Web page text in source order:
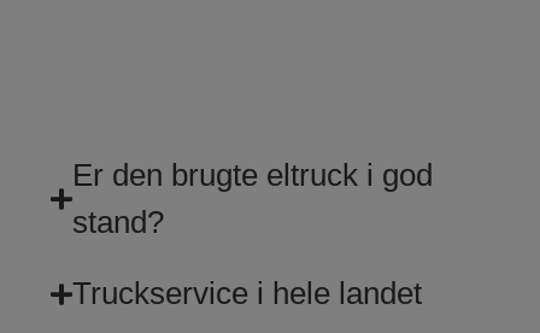
Er den brugte eltruck i god
stand?
Truckservice i hele landet